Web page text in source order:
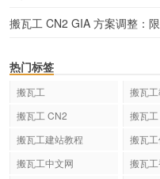
搬瓦工 CN2 GIA 方案调整：
热门标签
搬瓦工 搬瓦
搬瓦工 CN2
搬瓦
搬瓦工建站教程 搬瓦
搬瓦工中文网
搬瓦